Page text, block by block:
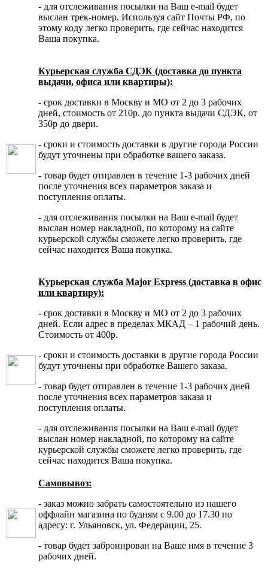
- для отслеживания посылки на Ваш e-mail будет
выслан трек-номер. Используя сайт Почты РФ, по
этому коду легко проверить, где сейчас находится
Ваша покупка.
Курьерская служба СДЭК (доставка до пункта
выдачи, офиса или квартиры):
- срок доставки в Москву и МО от 2 до 3 рабочих
дней, стоимость от 210р. до пункта выдачи СДЭК, от
350р до двери.
- сроки и стоимость доставки в другие города России
будут уточнены при обработке вашего заказа.
- товар будет отправлен в течение 1-3 рабочих дней
после уточнения всех параметров заказа и
поступления оплаты.
- для отслеживания посылки на Ваш e-mail будет
выслан номер накладной, по которому на сайте
курьерской службы сможете легко проверить, где
сейчас находится Ваша покупка.
Курьерская служба Major Express (доставка в офис
или квартиру):
- срок доставки в Москву и МО от 2 до 3 рабочих
дней. Если адрес в пределах МКАД – 1 рабочий день.
Стоимость от 400р.
- сроки и стоимость доставки в другие города России
будут уточнены при обработке Вашего заказа.
- товар будет отправлен в течение 1-3 рабочих дней
после уточнения всех параметров заказа и
поступления оплаты.
- для отслеживания посылки на Ваш e-mail будет
выслан номер накладной, по которому на сайте
курьерской службы сможете легко проверить, где
сейчас находится Ваша покупка.
Самовывоз:
- заказ можно забрать самостоятельно из нашего
оффлайн магазина по будням с 9.00 до 17.30 по
адресу: г. Ульяновск, ул. Федерации, 25.
- товар будет забронирован на Ваше имя в течение 3
рабочих дней.